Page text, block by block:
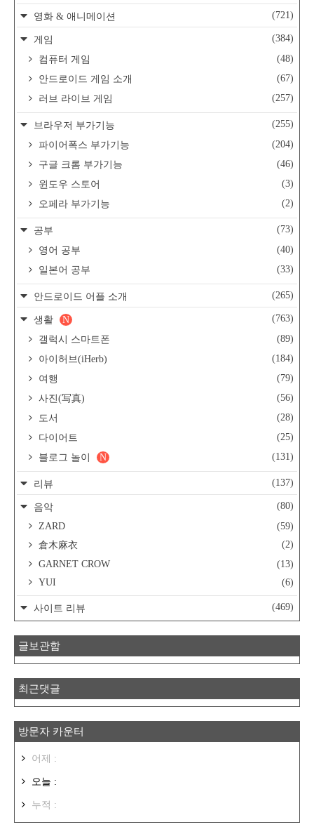
영화 & 애니메이션 (721)
게임
(384)
컴퓨터 게임
(48)
안드로이드 게임 소개
(67)
러브 라이브 게임
(257)
브라우저 부가기능
(255)
파이어폭스 부가기능
(204)
구글 크롬 부가기능
(46)
윈도우 스토어
(3)
오페라 부가기능
(2)
공부
(73)
영어 공부
(40)
일본어 공부
(33)
안드로이드 어플 소개 (265)
생활 (763)
N
갤럭시 스마트폰
(89)
아이허브(iHerb)
(184)
여행
(79)
사진(写真)
(56)
도서
(28)
다이어트
(25)
블로그 놀이
(131)
N
리뷰 (137)
음악
(80)
ZARD
(59)
倉木麻衣
(2)
GARNET CROW
(13)
YUI
(6)
사이트 리뷰 (469)
글보관함
최근댓글
방문자 카운터
어제 :
오늘 :
누적 :